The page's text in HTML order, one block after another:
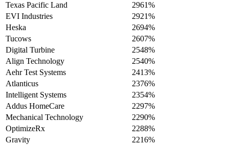
Texas Pacific Land
2961%
EVI Industries
2921%
Heska
2694%
Tucows
2607%
Digital Turbine
2548%
Align Technology
2540%
Aehr Test Systems
2413%
Atlanticus
2376%
Intelligent Systems
2354%
Addus HomeCare
2297%
Mechanical Technology
2290%
OptimizeRx
2288%
Gravity
2216%